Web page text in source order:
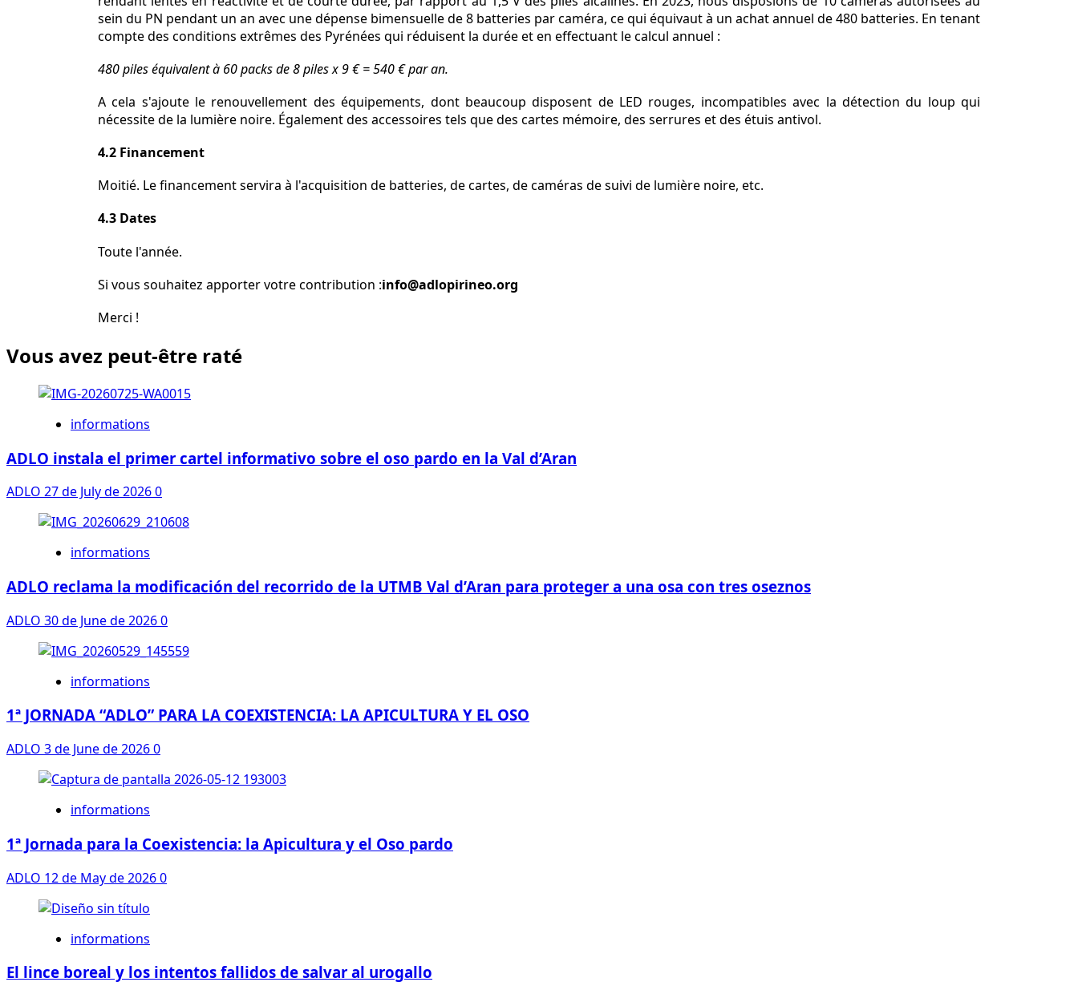
sein du PN pendant un an avec une dépense bimensuelle de 8 batteries par caméra, ce qui équivaut à un achat annuel de 480 batteries. En tenant
compte des conditions extrêmes des Pyrénées qui réduisent la durée et en effectuant le calcul annuel :
480 piles équivalent à 60 packs de 8 piles x 9 € = 540 € par an.
A cela s'ajoute le renouvellement des équipements, dont beaucoup disposent de LED rouges, incompatibles avec la détection du loup qui
nécessite de la lumière noire. Également des accessoires tels que des cartes mémoire, des serrures et des étuis antivol.
4.2 Financement
Moitié. Le financement servira à l'acquisition de batteries, de cartes, de caméras de suivi de lumière noire, etc.
4.3 Dates
Toute l'année.
Si vous souhaitez apporter votre contribution :info@adlopirineo.org
Merci !
Vous avez peut-être raté
informations
ADLO instala el primer cartel informativo sobre el oso pardo en la Val d’Aran
ADLO 27 de July de 20260
informations
ADLO reclama la modificación del recorrido de la UTMB Val d’Aran para proteger a una osa con tres oseznos
ADLO 30 de June de 20260
informations
1ª JORNADA “ADLO” PARA LA COEXISTENCIA: LA APICULTURA Y EL OSO
ADLO 3 de June de 20260
informations
1ª Jornada para la Coexistencia: la Apicultura y el Oso pardo
ADLO 12 de May de 20260
informations
El lince boreal y los intentos fallidos de salvar al urogallo